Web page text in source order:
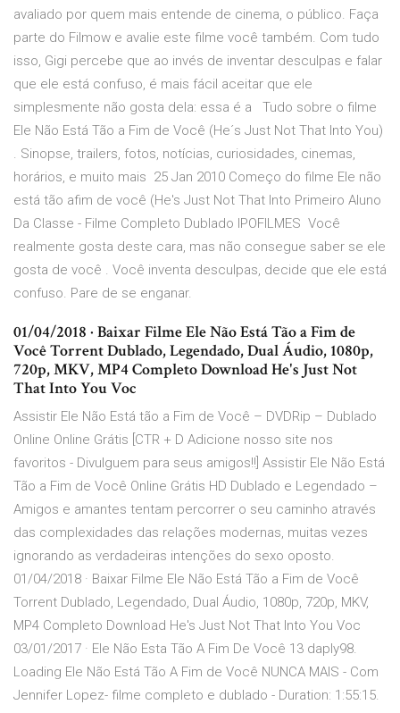
avaliado por quem mais entende de cinema, o público. Faça
parte do Filmow e avalie este filme você também. Com tudo
isso, Gigi percebe que ao invés de inventar desculpas e falar
que ele está confuso, é mais fácil aceitar que ele
simplesmente não gosta dela: essa é a Tudo sobre o filme
Ele Não Está Tão a Fim de Você (He´s Just Not That Into You)
. Sinopse, trailers, fotos, notícias, curiosidades, cinemas,
horários, e muito mais 25 Jan 2010 Começo do filme Ele não
está tão afim de você (He's Just Not That Into Primeiro Aluno
Da Classe - Filme Completo Dublado IPOFILMES Você
realmente gosta deste cara, mas não consegue saber se ele
gosta de você . Você inventa desculpas, decide que ele está
confuso. Pare de se enganar.
01/04/2018 · Baixar Filme Ele Não Está Tão a Fim de
Você Torrent Dublado, Legendado, Dual Áudio, 1080p,
720p, MKV, MP4 Completo Download He's Just Not
That Into You Voc
Assistir Ele Não Está tão a Fim de Você – DVDRip – Dublado
Online Online Grátis [CTR + D Adicione nosso site nos
favoritos - Divulguem para seus amigos!!] Assistir Ele Não Está
Tão a Fim de Você Online Grátis HD Dublado e Legendado –
Amigos e amantes tentam percorrer o seu caminho através
das complexidades das relações modernas, muitas vezes
ignorando as verdadeiras intenções do sexo oposto.
01/04/2018 · Baixar Filme Ele Não Está Tão a Fim de Você
Torrent Dublado, Legendado, Dual Áudio, 1080p, 720p, MKV,
MP4 Completo Download He's Just Not That Into You Voc
03/01/2017 · Ele Não Esta Tão A Fim De Você 13 daply98.
Loading Ele Não Está Tão A Fim de Você NUNCA MAIS - Com
Jennifer Lopez- filme completo e dublado - Duration: 1:55:15.